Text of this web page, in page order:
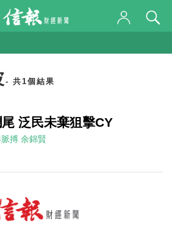
- 共1個結果
泛民未棄狙擊CY
搏 余錦賢